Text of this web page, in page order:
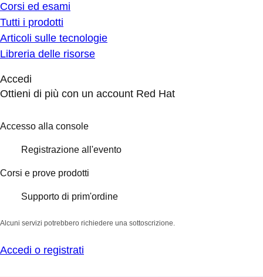
Corsi ed esami
Tutti i prodotti
Articoli sulle tecnologie
Libreria delle risorse
Accedi
Ottieni di più con un account Red Hat
Accesso alla console
Registrazione all'evento
Corsi e prove prodotti
Supporto di prim'ordine
Alcuni servizi potrebbero richiedere una sottoscrizione.
Accedi o registrati